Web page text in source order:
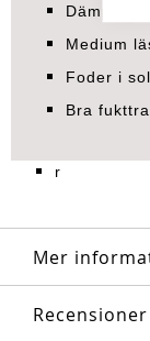
Dämpning:
Medium
Foder i
Bra
r
Mer
Recensioner